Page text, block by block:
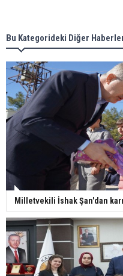
Bu Kategorideki Diğer
Milletvekili İshak Şan'dan